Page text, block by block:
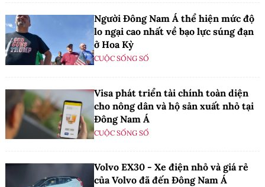
Người Đông Nam Á thể hiện mức độ
lo ngại cao nhất về bạo lực súng đạn
ở Hoa Kỳ
CUỘC SỐNG SỐ
Visa phát triển tài chính toàn diện
cho nông dân và hộ sản xuất nhỏ tại
Đông Nam Á
CUỘC SỐNG SỐ
Volvo EX30 - Xe điện nhỏ và giá rẻ
của Volvo đã đến Đông Nam Á